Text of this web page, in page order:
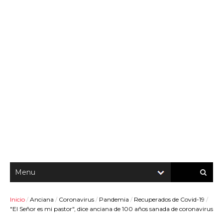
Inicio / Anciana / Coronavirus / Pandemia / Recuperados de Covid-19 /
"El Señor es mi pastor", dice anciana de 100 años sanada de coronavirus